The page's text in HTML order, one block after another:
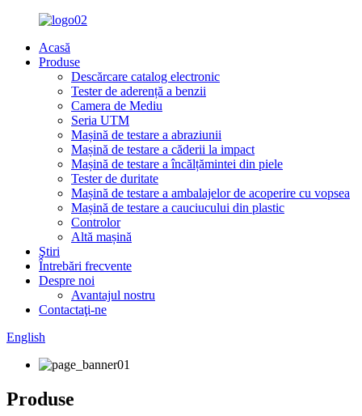
Acasă
Produse
Descărcare catalog electronic
Tester de aderență a benzii
Camera de Mediu
Seria UTM
Mașină de testare a abraziunii
Mașină de testare a căderii la impact
Mașină de testare a încălțămintei din piele
Tester de duritate
Mașină de testare a ambalajelor de acoperire cu vopsea
Mașină de testare a cauciucului din plastic
Controlor
Altă mașină
Ştiri
Întrebări frecvente
Despre noi
Avantajul nostru
Contactaţi-ne
English
Produse